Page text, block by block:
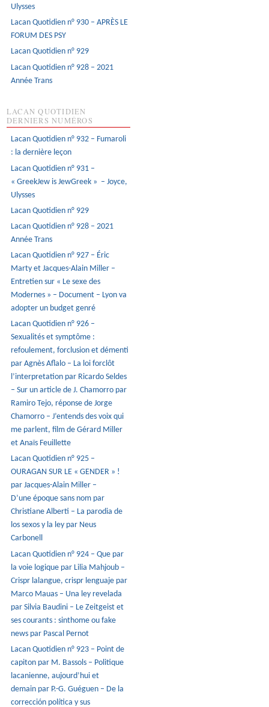
Ulysses
Lacan Quotidien n° 930 – APRÈS LE
FORUM DES PSY
Lacan Quotidien n° 929
Lacan Quotidien n° 928 – 2021
Année Trans
LACAN QUOTIDIEN
DERNIERS NUMÉROS
Lacan Quotidien n° 932 – Fumaroli
: la dernière leçon
Lacan Quotidien n° 931 –
« GreekJew is JewGreek » – Joyce,
Ulysses
Lacan Quotidien n° 929
Lacan Quotidien n° 928 – 2021
Année Trans
Lacan Quotidien n° 927 – Éric
Marty et Jacques-Alain Miller –
Entretien sur « Le sexe des
Modernes » – Document – Lyon va
adopter un budget genré
Lacan Quotidien n° 926 –
Sexualités et symptôme :
refoulement, forclusion et démenti
par Agnès Aflalo – La loi forclôt
l’interpretation par Ricardo Seldes
– Sur un article de J. Chamorro par
Ramiro Tejo, réponse de Jorge
Chamorro – J’entends des voix qui
me parlent, film de Gérard Miller
et Anaïs Feuillette
Lacan Quotidien n° 925 –
OURAGAN SUR LE « GENDER » !
par Jacques-Alain Miller –
D’une époque sans nom par
Christiane Alberti – La parodia de
los sexos y la ley par Neus
Carbonell
Lacan Quotidien n° 924 – Que par
la voie logique par Lilia Mahjoub –
Crispr lalangue, crispr lenguaje par
Marco Mauas – Una ley revelada
par Silvia Baudini – Le Zeitgeist et
ses courants : sinthome ou fake
news par Pascal Pernot
Lacan Quotidien n° 923 – Point de
capiton par M. Bassols – Politique
lacanienne, aujourd’hui et
demain par P.-G. Guéguen – De la
corrección política y sus